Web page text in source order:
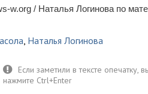
w.org / Наталья Логинова по
, Наталья Логинова